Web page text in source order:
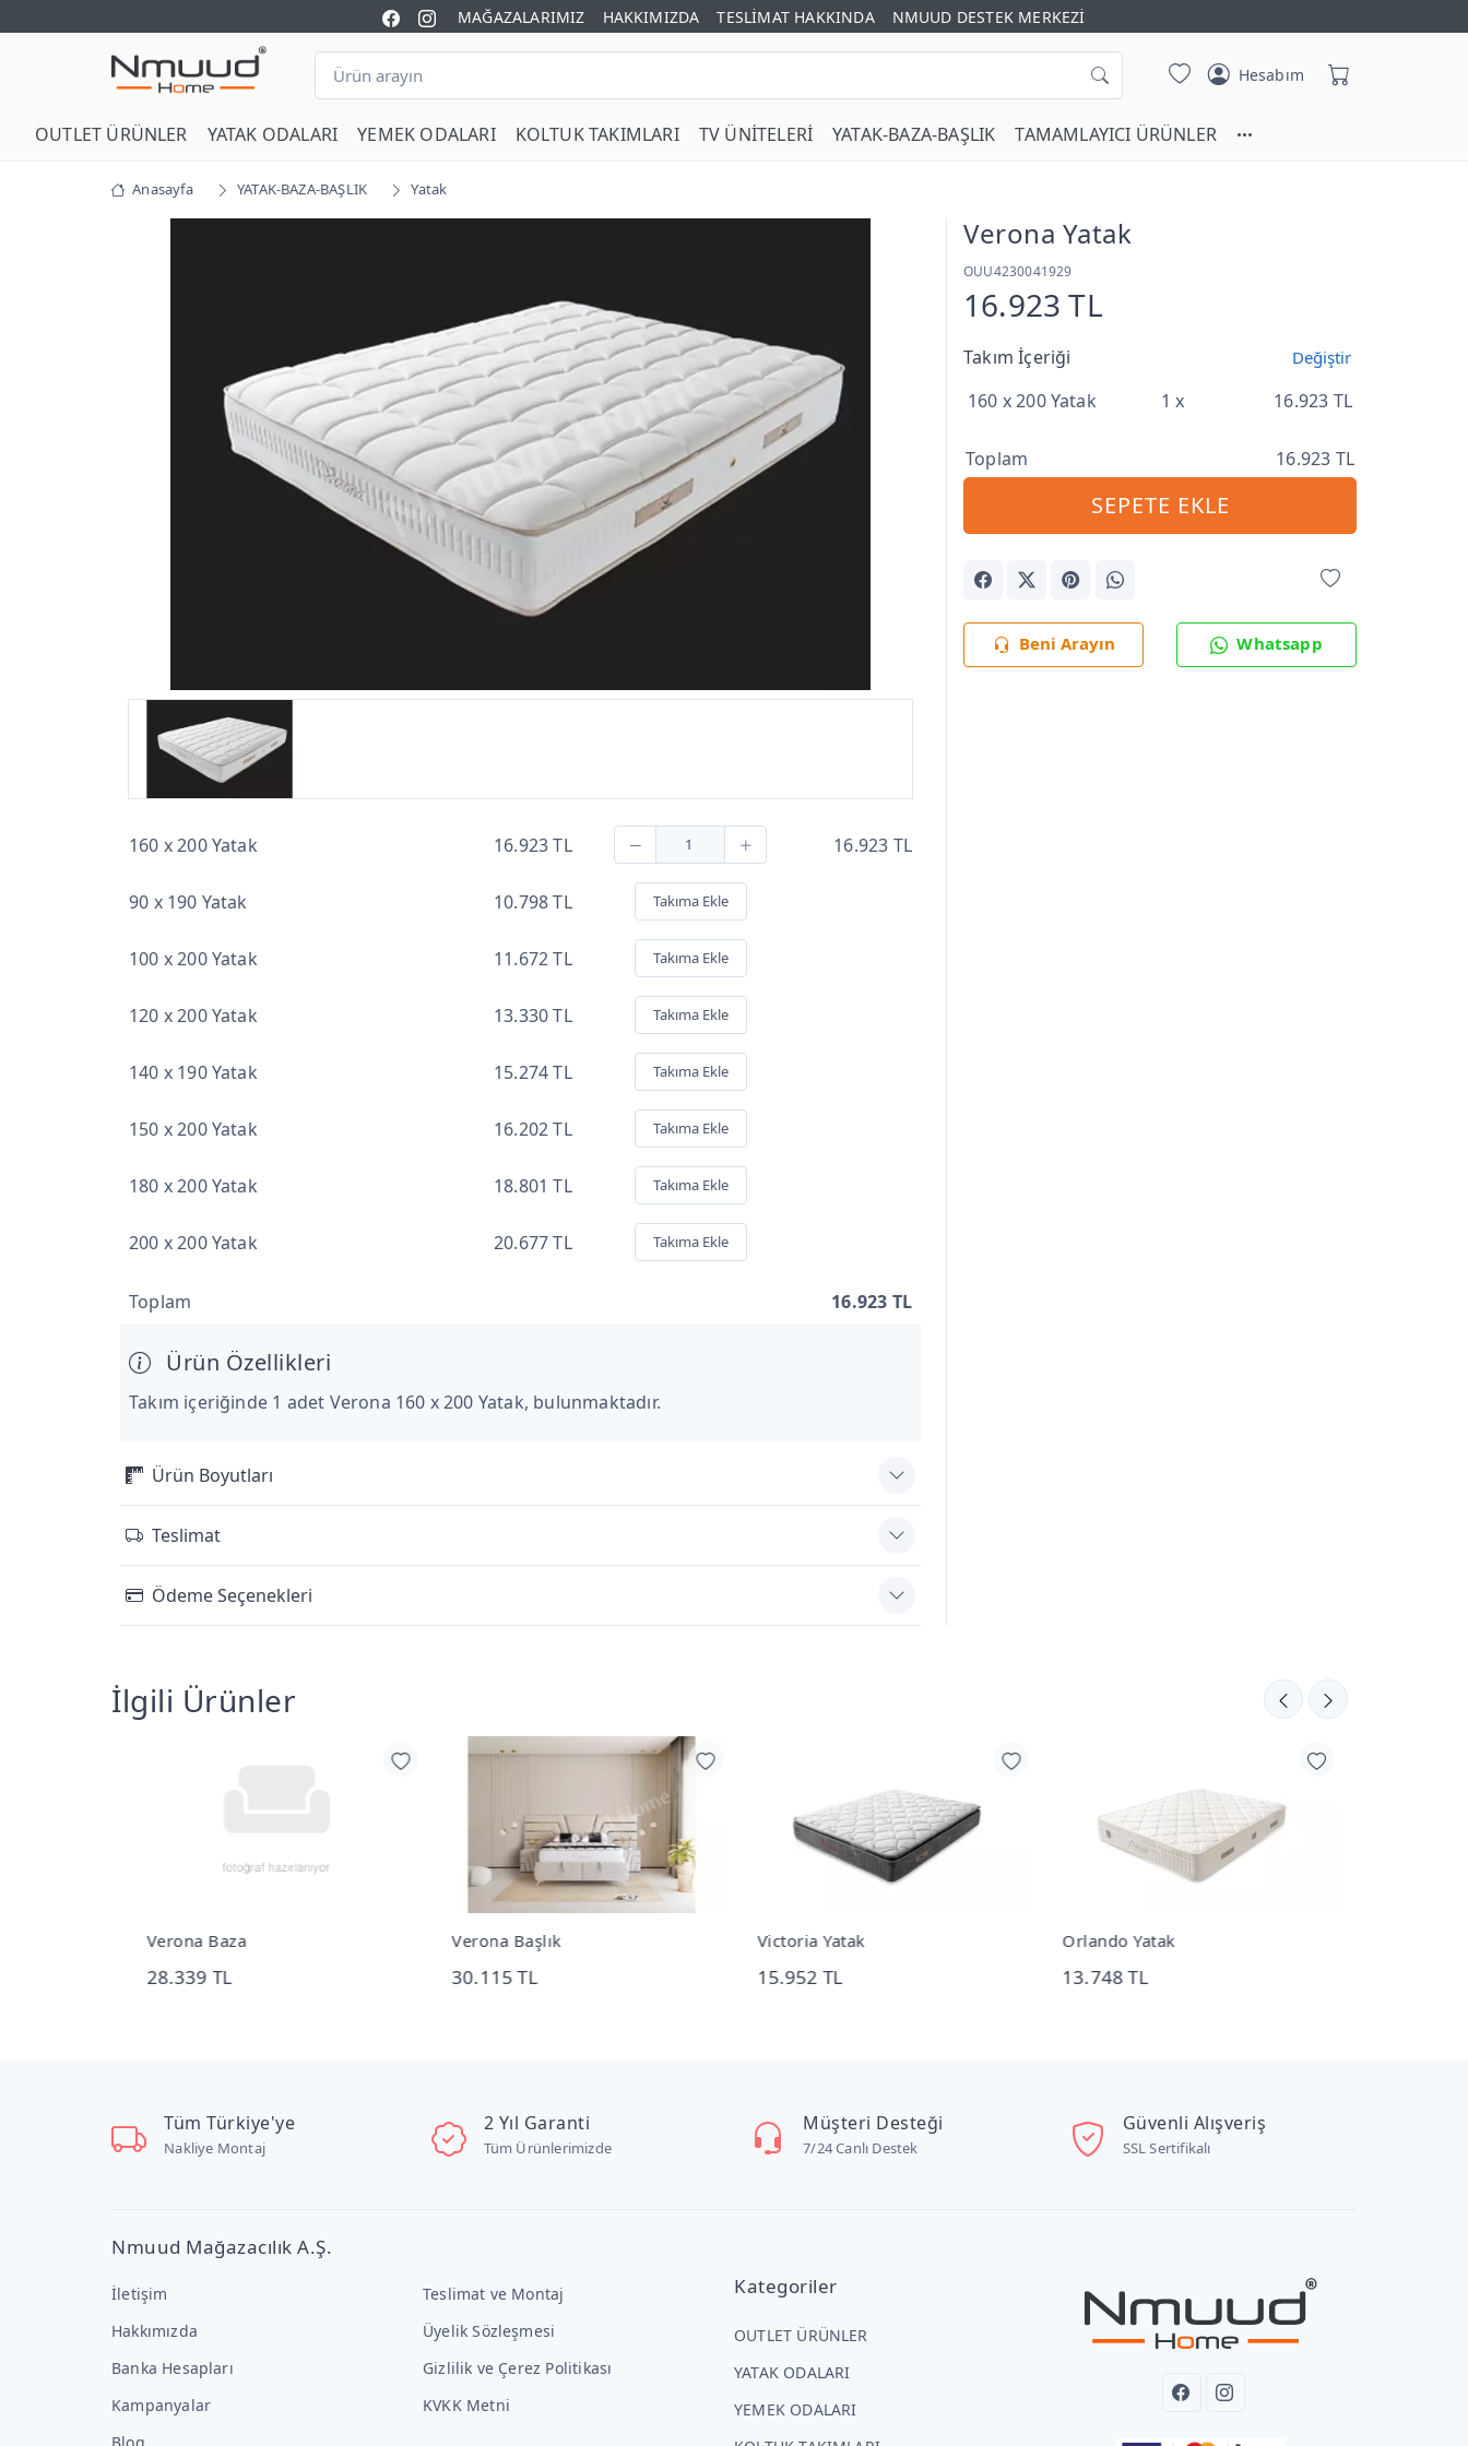
MAĞAZALARIMIZ HAKKIMIZDA TESLİMAT HAKKINDA NMUUD DESTEK MERKEZİ
Hesabım
OUTLET ÜRÜNLER YATAK ODALARI YEMEK ODALARI KOLTUK TAKIMLARI TV ÜNİTELERİ YATAK-BAZA-BAŞLIK TAMAMLAYICI ÜRÜNLER
Anasayfa YATAK-BAZA-BAŞLIK Yatak
Verona Yatak
OUU4230041929
16.923 TL
Takım İçeriği Değiştir
160 x 200 Yatak 1 x 16.923 TL
Toplam 16.923 TL
SEPETE EKLE
Beni Arayın Whatsapp
160 x 200 Yatak 16.923 TL 16.923 TL
90 x 190 Yatak 10.798 TL Takıma Ekle
100 x 200 Yatak 11.672 TL Takıma Ekle
120 x 200 Yatak 13.330 TL Takıma Ekle
140 x 190 Yatak 15.274 TL Takıma Ekle
150 x 200 Yatak 16.202 TL Takıma Ekle
180 x 200 Yatak 18.801 TL Takıma Ekle
200 x 200 Yatak 20.677 TL Takıma Ekle
Toplam 16.923 TL
Ürün Özellikleri
Takım içeriğinde 1 adet Verona 160 x 200 Yatak, bulunmaktadır.
Ürün Boyutları
Teslimat
Ödeme Seçenekleri
İlgili Ürünler
Verona Baza
28.339 TL
Verona Başlık
30.115 TL
Victoria Yatak
15.952 TL
Orlando Yatak
13.748 TL
Tüm Türkiye'ye
Nakliye Montaj
2 Yıl Garanti
Tüm Ürünlerimizde
Müşteri Desteği
7/24 Canlı Destek
Güvenli Alışveriş
SSL Sertifikalı
Nmuud Mağazacılık A.Ş.
İletişim
Hakkımızda
Banka Hesapları
Kampanyalar
Teslimat ve Montaj
Üyelik Sözleşmesi
Gizlilik ve Çerez Politikası
KVKK Metni
Kategoriler
OUTLET ÜRÜNLER
YATAK ODALARI
YEMEK ODALARI